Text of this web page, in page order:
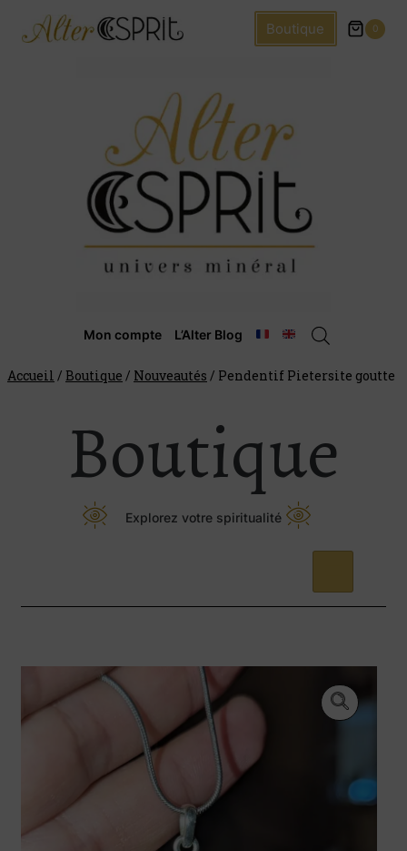
Boutique 0
Mon compte L’Alter Blog
Accueil / Boutique / Nouveautés / Pendentif Pietersite goutte
Boutique
Explorez votre spiritualité